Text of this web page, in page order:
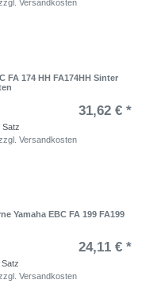
Versandkosten
FA 174 HH FA174HH Sinter
31,62 € *
Satz
Versandkosten
Yamaha EBC FA 199 FA199
24,11 € *
Satz
Versandkosten